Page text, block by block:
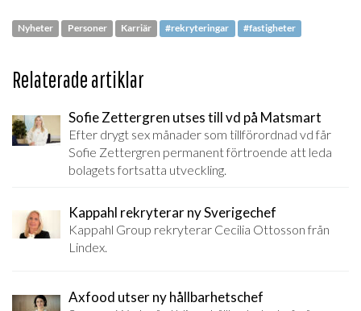
Nyheter Personer Karriär #rekryteringar #fastigheter
Relaterade artiklar
Sofie Zettergren utses till vd på Matsmart
Efter drygt sex månader som tillförordnad vd får
Sofie Zettergren permanent förtroende att leda
bolagets fortsatta utveckling.
Kappahl rekryterar ny Sverigechef
Kappahl Group rekryterar Cecilia Ottosson från
Lindex.
Axfood utser ny hållbarhetschef